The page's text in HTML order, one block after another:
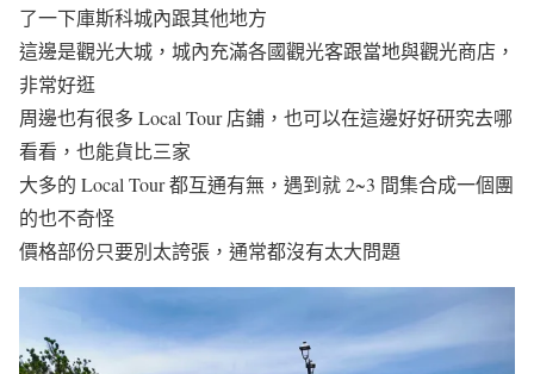
了一下庫斯科城內跟其他地方
這邊是觀光大城，城內充滿各國觀光客跟當地與觀光商店，
非常好逛
周邊也有很多 Local Tour 店鋪，也可以在這邊好好研究去哪
看看，也能貨比三家
大多的 Local Tour 都互通有無，遇到就 2~3 間集合成一個團
的也不奇怪
價格部份只要別太誇張，通常都沒有太大問題